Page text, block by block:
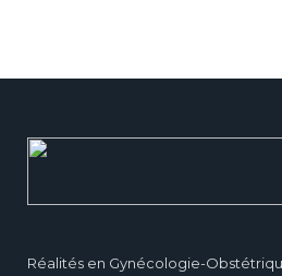
Réalités en Gynécologie-